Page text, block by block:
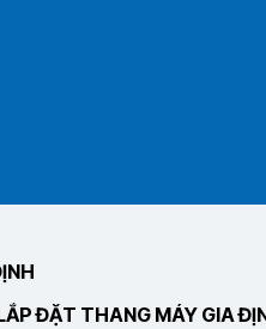
ĐẶT THANG MÁY GIA